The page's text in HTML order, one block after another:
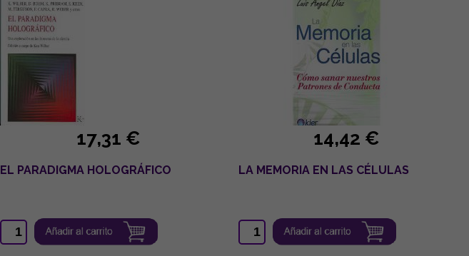
17,31 €
EL PARADIGMA HOLOGRÁFICO
14,42 €
LA MEMORIA EN LAS CÉLULAS